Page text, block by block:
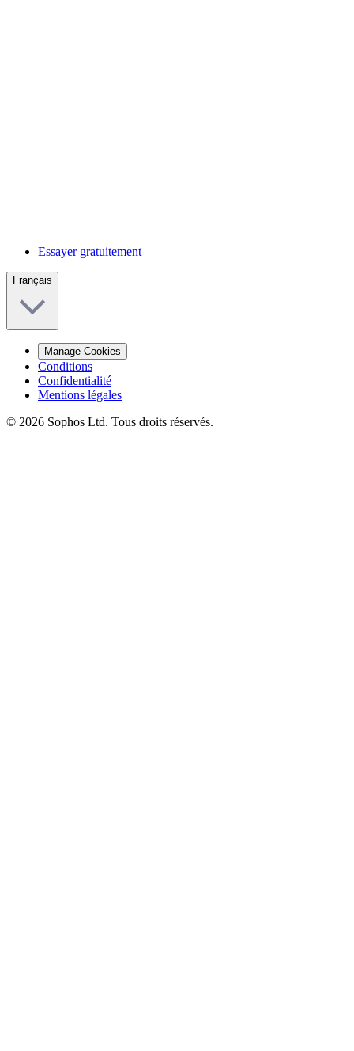
Essayer gratuitement
Français
Manage Cookies
Conditions
Confidentialité
Mentions légales
© 2026 Sophos Ltd. Tous droits réservés.